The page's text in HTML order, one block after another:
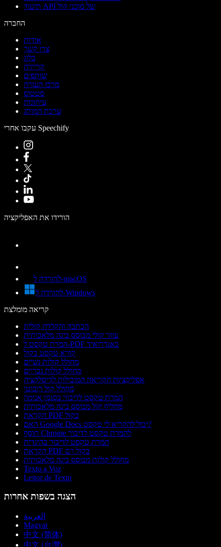
תיעוד API של סוכני קול
החברה
אודות
צרו קשר
בלוג
קריירה
שותפים
מרכז העזרה
סטטוס
עיתונות
ערכת המותג
עקבו אחרי Speechify
הורידו את האפליקציה
להורדה ל-macOS
להורדה ל-Windows
קריאה מומלצת
הכתבה והקלדה קולית
עוזר קולי מבוסס בינה מלאכותית
המרת טקסט ל-PDF באנדרואיד
קורא טקסט בקול
מחולל קולות נשיים
מחולל קולות גבריים
אפליקציות הקריאה המובילות לדיסלקציה
מחולל קול רובוטי
המרת טקסט לדיבור בסגנון אנימה
מחליף קול מבוסס בינה מלאכותית
הקראת PDF בקול
האם Google Docs יכול להקריא לי טקסט?
תוסף Chrome להמרת טקסט לדיבור
המרת טקסט לדיבור בהינדית
הקראת PDF בקול רם
מחולל קולות מבוסס בינה מלאכותית
Texto a Voz
Leitor de Texto
הצגה בשפות אחרות
العربية
Magyar
中文 (简体)
中文 (台灣)